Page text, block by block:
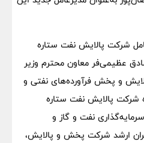
شرکت پالایش نفت ستاره
عظیمی‌فر معاون محترم وزیر
و پخش فرآورده‌های نفتی و
شرکت پالایش نفت ستاره
نفت و گاز و
ارشد شرکت پخش و پالایش،